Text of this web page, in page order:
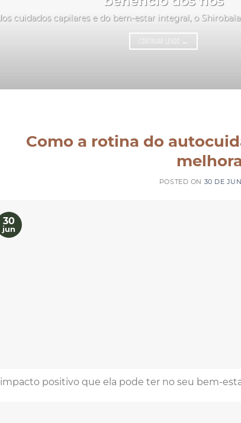
cuidados capilares e do bem-estar integral, o
CONTINUAR LENDO →
Como a rotina do
POSTED ON 30 DE
30
jun
impacto positivo que ela pode ter no seu bem-